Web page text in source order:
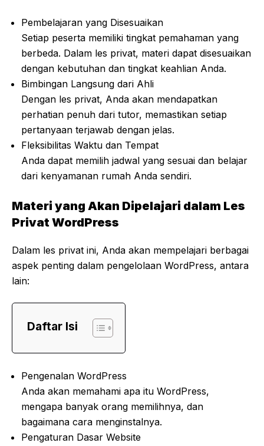
Pembelajaran yang Disesuaikan
Setiap peserta memiliki tingkat pemahaman yang
berbeda. Dalam les privat, materi dapat disesuaikan
dengan kebutuhan dan tingkat keahlian Anda.
Bimbingan Langsung dari Ahli
Dengan les privat, Anda akan mendapatkan
perhatian penuh dari tutor, memastikan setiap
pertanyaan terjawab dengan jelas.
Fleksibilitas Waktu dan Tempat
Anda dapat memilih jadwal yang sesuai dan belajar
dari kenyamanan rumah Anda sendiri.
Materi yang Akan Dipelajari dalam Les
Privat WordPress
Dalam les privat ini, Anda akan mempelajari berbagai
aspek penting dalam pengelolaan WordPress, antara
lain:
Daftar Isi
Pengenalan WordPress
Anda akan memahami apa itu WordPress,
mengapa banyak orang memilihnya, dan
bagaimana cara menginstalnya.
Pengaturan Dasar Website